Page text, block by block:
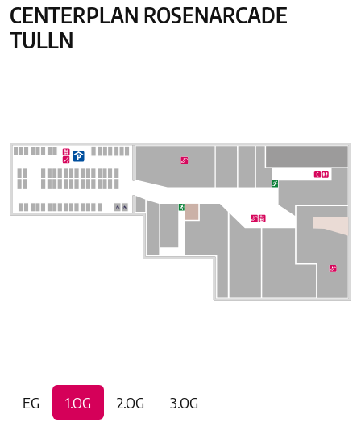
CENTERPLAN ROSENARCADE
TULLN
A1 Shop
Betty Barclay
EG 1.OG 2.OG 3.OG